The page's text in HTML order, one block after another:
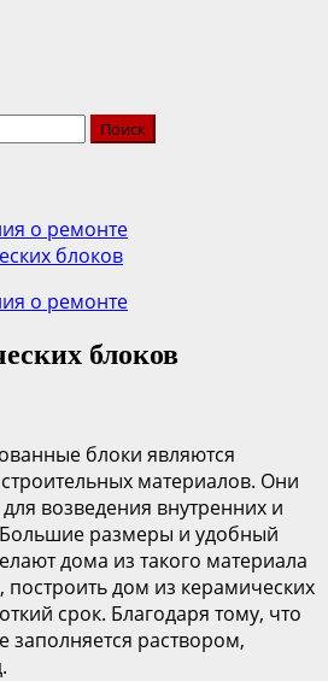
о ремонте
блоков
о ремонте
блоков
блоки являются
материалов. Они
возведения внутренних и
размеры и удобный
дома из такого материала
дом из керамических
срок. Благодаря тому, что
заполняется раствором,